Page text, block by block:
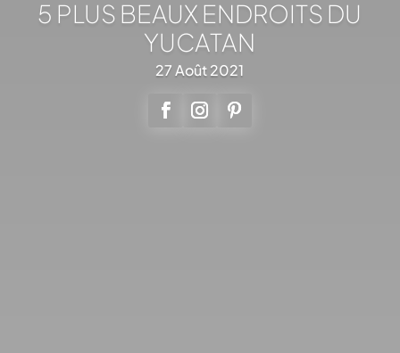
5 PLUS BEAUX ENDROITS DU
YUCATAN
27 Août 2021